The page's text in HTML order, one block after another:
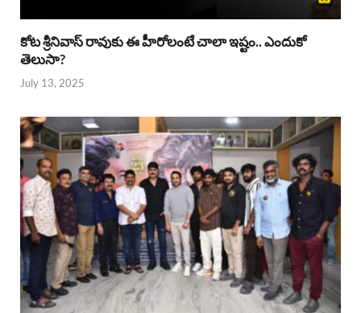
కోట శ్రీనివాస్ రావుకు ఈ హీరోలంటే చాలా ఇష్టం.. ఎందుకో
తెలుసా?
July 13, 2025